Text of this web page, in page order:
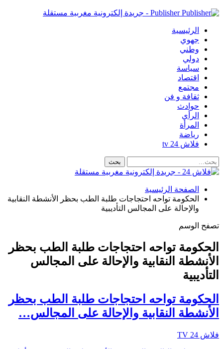
Publisher - جريدة إلكترونية مغربية مستقلة
الرئيسية
جهوي
وطني
دولي
سياسة
اقتصاد
مجتمع
ثقافة و فن
حوادث
الرأي
المرأة
رياضة
فلاش 24 tv
الصفحة الرئيسية
الحكومة تواحه احتجاجات طلبة الطب بحظر الأنشطة النقابية
والإحالة على المجالس التأديبية
تصفح الوسم
الحكومة تواحه احتجاجات طلبة الطب بحظر
الأنشطة النقابية والإحالة على المجالس
التأديبية
الحكومة تواحه احتجاجات طلبة الطب بحظر
الأنشطة النقابية والإحالة على المجالس…
فلاش 24 TV